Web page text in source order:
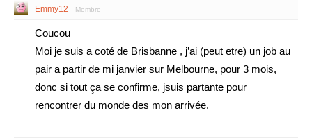
Emmy12 Membre
Coucou
Moi je suis a coté de Brisbanne , j’ai (peut etre) un job au
pair a partir de mi janvier sur Melbourne, pour 3 mois,
donc si tout ça se confirme, jsuis partante pour
rencontrer du monde des mon arrivée.